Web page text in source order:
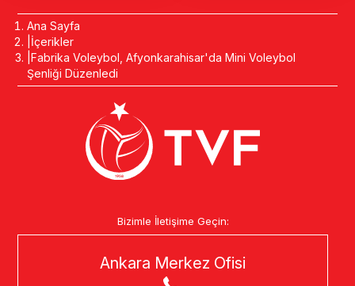
Ana Sayfa
İçerikler
Fabrika Voleybol, Afyonkarahisar'da Mini Voleybol
Şenliği Düzenledi
Bizimle İletişime Geçin:
Ankara Merkez Ofisi